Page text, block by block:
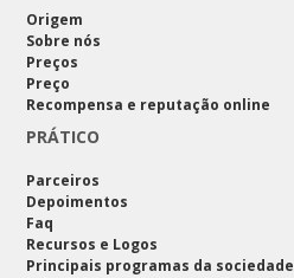
Origem
Sobre nós
Preços
Preço
Recompensa e reputação online
PRÁTICO
Parceiros
Depoimentos
Faq
Recursos e Logos
Principais programas da sociedade